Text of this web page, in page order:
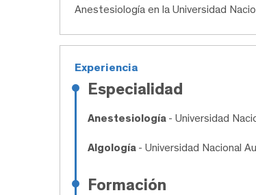
Anestesiología en la Universidad
Experiencia
Especialidad
Anestesiología - Universidad
Algología - Universidad Nacional
Formación